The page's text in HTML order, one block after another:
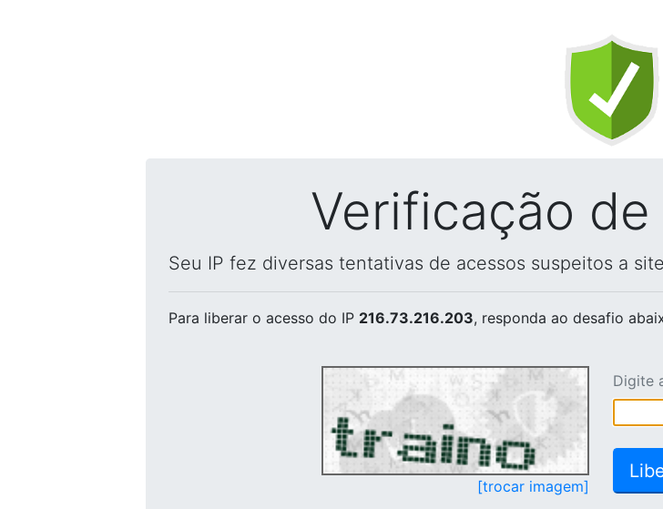
Verificação
Seu IP fez diversas tentativas de acessos suspeitos a
Para liberar o acesso do IP 216.73.216.203, responda ao desafio
[trocar imagem]
Digite